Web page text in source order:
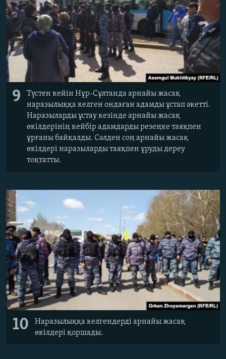
9 ​Түстен кейін Нұр-Сұлтанда арнайы жасақ
наразылыққа келген ондаған адамды ұстап әкетті.
Наразыларды ұстау кезінде арнайы жасақ
өкілдерінің кейбір адамдарды резеңке таяқпен
ұрғаны байқалды. Сәлден соң арнайы жасақ
өкілдері наразыларды таяқпен ұруды дереу
тоқтатты.
10
Наразылыққа келгендерді арнайы жасақ
өкілдері қоршады.